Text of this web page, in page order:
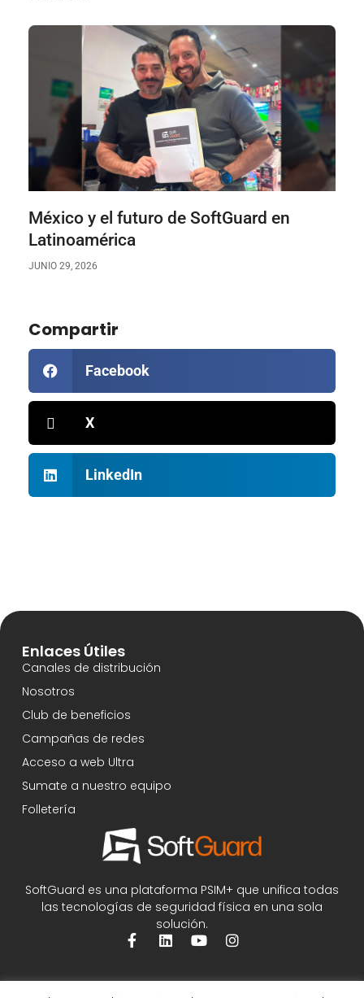
México y el futuro de SoftGuard en
Latinoamérica
JUNIO 29, 2026
Compartir
Facebook
X
LinkedIn
SoftGuard es una plataforma PSIM+ que unifica todas
las tecnologías de seguridad física en una sola
solución.
Enlaces Útiles
Canales de distribución
Nosotros
Club de beneficios
Campañas de redes
Acceso a web Ultra
Sumate a nuestro equipo
Folletería